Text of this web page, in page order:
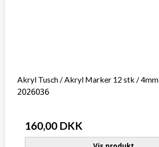
Akryl Tusch / Akryl Marker 12 stk / 4mm
2026036
160,00 DKK